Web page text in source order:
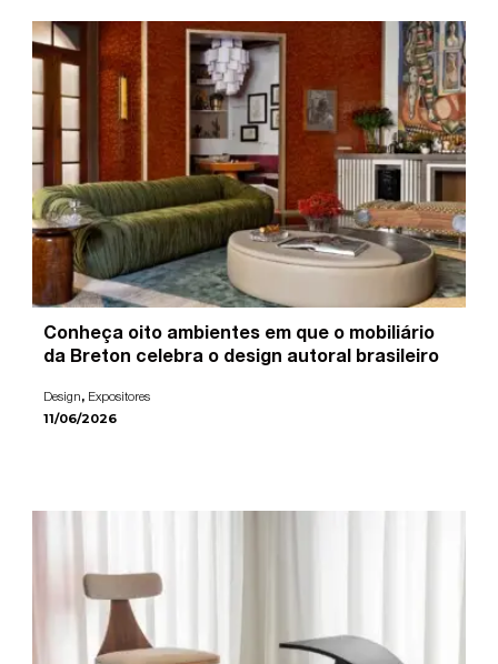
Conheça oito ambientes em que o mobiliário
da Breton celebra o design autoral brasileiro
Design, Expositores
11/06/2026